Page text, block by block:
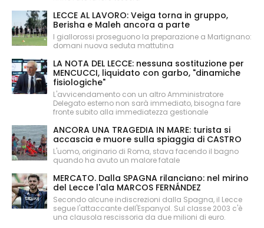
LECCE AL LAVORO: Veiga torna in gruppo,
Berisha e Maleh ancora a parte
I giallorossi proseguono la preparazione a Martignano:
domani nuova seduta mattutina
LA NOTA DEL LECCE: nessuna sostituzione per
MENCUCCI, liquidato con garbo, "dinamiche
fisiologiche"
L'avvicendamento con un altro Amministratore
Delegato esterno non sarà immediato, bisogna fare
fronte subito alla immediatezza gestionale
ANCORA UNA TRAGEDIA IN MARE: turista si
accascia e muore sulla spiaggia di CASTRO
L'uomo, originario di Roma, stava facendo il bagno
quando ha avuto un malore fatale
MERCATO. Dalla SPAGNA rilanciano: nel mirino
del Lecce l'ala MARCOS FERNÁNDEZ
Secondo alcune indiscrezioni dalla Spagna, il Lecce
segue l'attaccante dell'Espanyol. Sul classe 2003 c'è
una clausola rescissoria da due milioni di euro.